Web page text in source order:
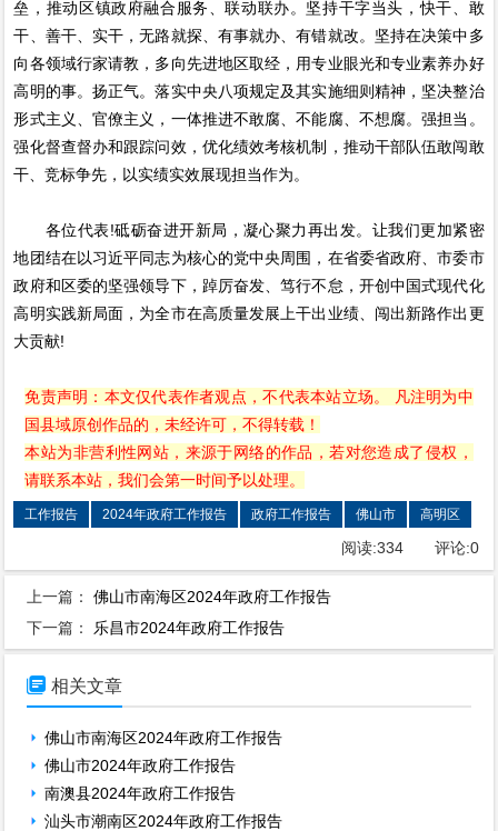
垒，推动区镇政府融合服务、联动联办。坚持干字当头，快干、敢
干、善干、实干，无路就探、有事就办、有错就改。坚持在决策中多
向各领域行家请教，多向先进地区取经，用专业眼光和专业素养办好
高明的事。扬正气。落实中央八项规定及其实施细则精神，坚决整治
形式主义、官僚主义，一体推进不敢腐、不能腐、不想腐。强担当。
强化督查督办和跟踪问效，优化绩效考核机制，推动干部队伍敢闯敢
干、竞标争先，以实绩实效展现担当作为。
各位代表!砥砺奋进开新局，凝心聚力再出发。让我们更加紧密
地团结在以习近平同志为核心的党中央周围，在省委省政府、市委市
政府和区委的坚强领导下，踔厉奋发、笃行不怠，开创中国式现代化
高明实践新局面，为全市在高质量发展上干出业绩、闯出新路作出更
大贡献!
免责声明：本文仅代表作者观点，不代表本站立场。 凡注明为中
国县域原创作品的，未经许可，不得转载！
本站为非营利性网站，来源于网络的作品，若对您造成了侵权，
请联系本站，我们会第一时间予以处理。
工作报告 2024年政府工作报告 政府工作报告 佛山市 高明区
阅读:334评论:0
上一篇：佛山市南海区2024年政府工作报告
下一篇： 乐昌市2024年政府工作报告
 相关文章
佛山市南海区2024年政府工作报告
佛山市2024年政府工作报告
南澳县2024年政府工作报告
汕头市潮南区2024年政府工作报告